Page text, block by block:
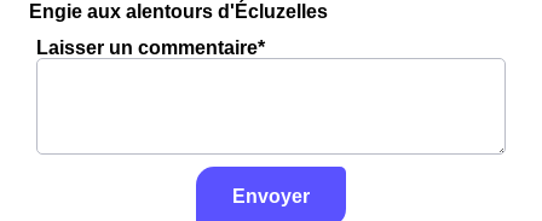
Engie aux alentours d'Écluzelles
Laisser un commentaire*
Envoyer